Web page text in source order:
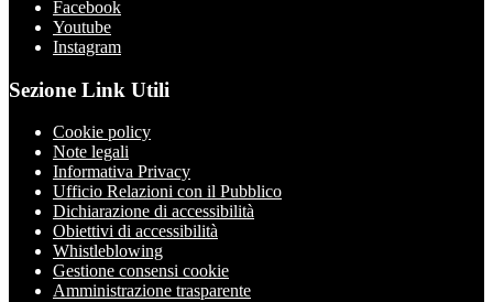
Facebook
Youtube
Instagram
Sezione Link Utili
Cookie policy
Note legali
Informativa Privacy
Ufficio Relazioni con il Pubblico
Dichiarazione di accessibilità
Obiettivi di accessibilità
Whistleblowing
Gestione consensi cookie
Amministrazione trasparente